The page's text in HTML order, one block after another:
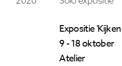
Expositie
9 - 18 oktober
Atelier